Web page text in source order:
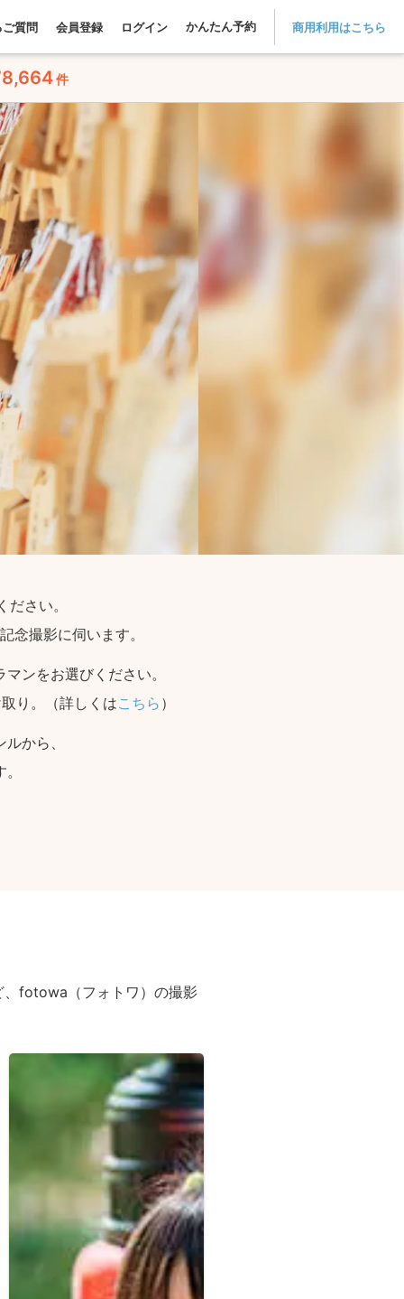
質問 会員登録 ログイン かんたん予約 商用利用はこちら
件
さい。
念撮影に伺います。
ンをお選びください。
り。（詳しくはこちら ）
から、
、fotowa（フォトワ）の撮影